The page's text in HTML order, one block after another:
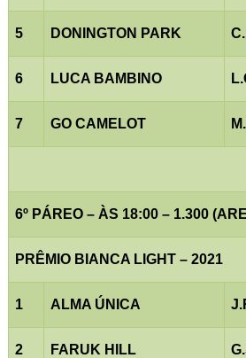
5 DONINGTON PARK
6 LUCA BAMBINO
7 GO CAMELOT
6º PÁREO – ÀS 18:00 – 1.300
PRÊMIO BIANCA LIGHT – 2021
1 ALMA ÚNICA
2 FARUK HILL